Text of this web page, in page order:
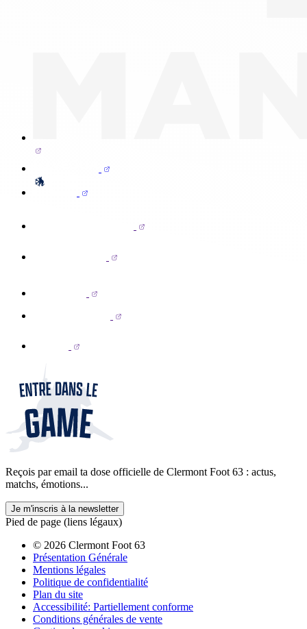
Reçois par email ta dose officielle de Clermont Foot 63 : actus,
matchs, émotions...
Je m'inscris à la newsletter
Pied de page (liens légaux)
© 2026 Clermont Foot 63
Présentation Générale
Mentions légales
Politique de confidentialité
Plan du site
Accessibilité: Partiellement conforme
Conditions générales de vente